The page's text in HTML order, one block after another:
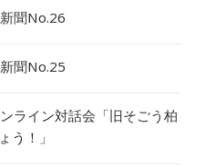
聞No.26
聞No.25
ライン対話会「旧そごう柏
う！」